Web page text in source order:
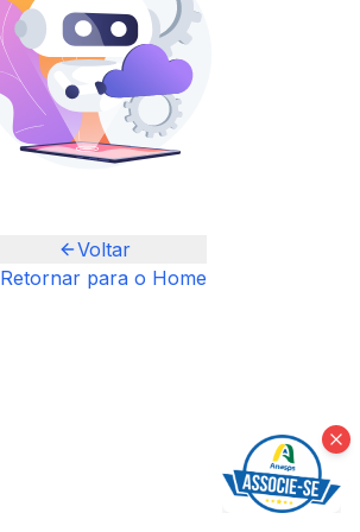
Voltar
Retornar para o Home